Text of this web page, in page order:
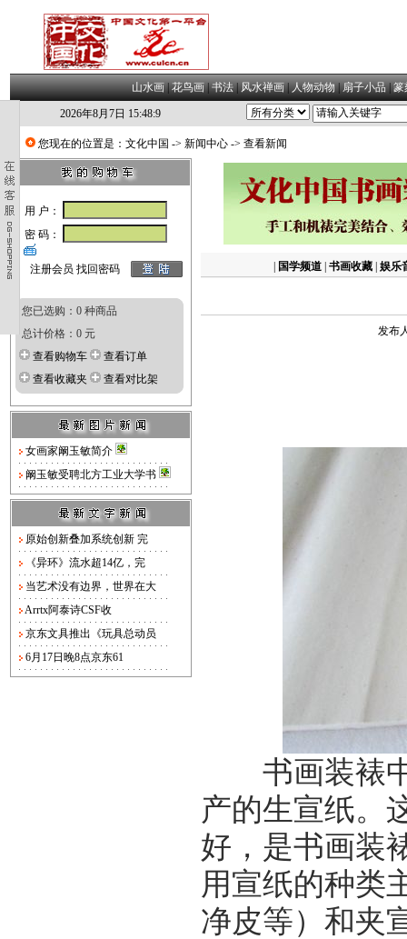
山水画|花鸟画|书法|风水禅画|人物动物|扇子小品|篆
2026年8月7日 15:48:10
您现在的位置是： 文化中国 -> 新闻中心 -> 查看新闻
用 户：
密 码：
注册会员 找回密码
您已选购：0 种商品
总计价格：0 元
查看购物车
查看订单
查看收藏夹
查看对比架
女画家阚玉敏简介
阚玉敏受聘北方工业大学书
原始创新叠加系统创新 完
《异环》流水超14亿，完
当艺术没有边界，世界在大
Arrtx阿泰诗CSF收
京东文具推出《玩具总动员
6月17日晚8点京东61
国学频道 书画收藏 娱乐
发布
书画装裱中
产的生宣纸。
好，是书画装
用宣纸的种类
净皮等）和夹